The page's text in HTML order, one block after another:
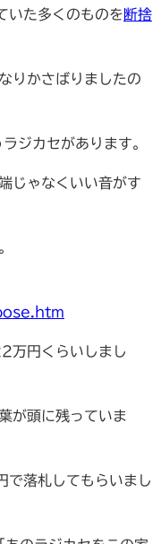
いた多くのものを断捨
りかさばりましたの
ジカセがあります。
じゃなくいい音がす
万円くらいしまし
が頭に残っていま
で落札してもらいまし